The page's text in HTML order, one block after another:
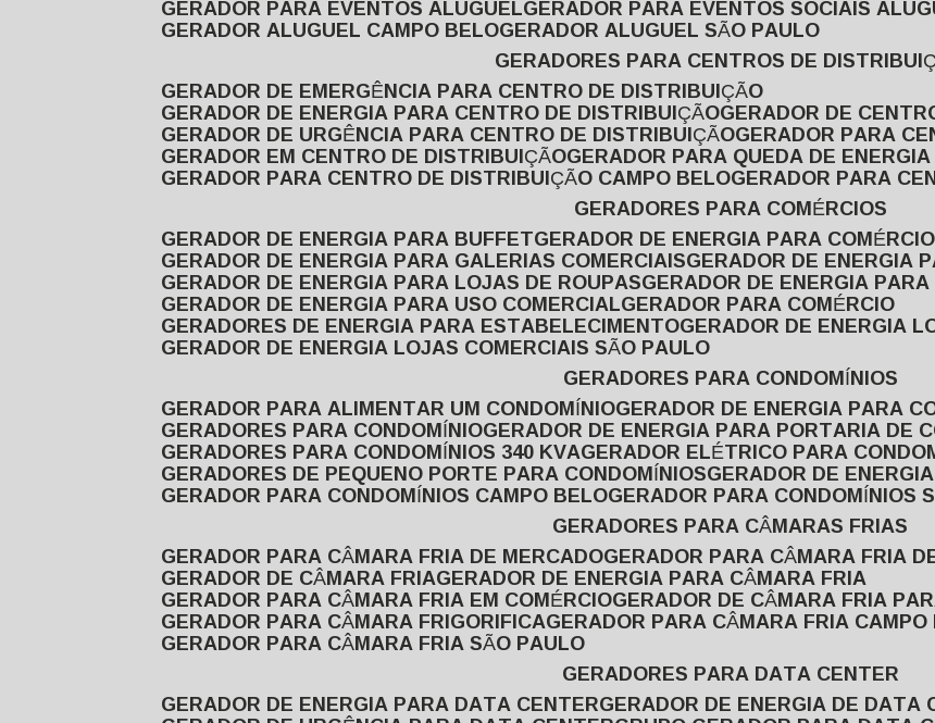
GERADOR PARA EVENTOS ALUGUEL GERADOR PARA EVENTOS SOCIAIS
GERADOR ALUGUEL CAMPO BELO GERADOR ALUGUEL SÃO PAULO
GERADORES PARA CENTROS DE
GERADOR DE EMERGÊNCIA PARA CENTRO DE DISTRIBUIÇÃO
GERADOR DE ENERGIA PARA CENTRO DE DISTRIBUIÇÃO GERADOR DE
GERADOR DE URGÊNCIA PARA CENTRO DE DISTRIBUIÇÃO GERADOR PARA
GERADOR EM CENTRO DE DISTRIBUIÇÃO GERADOR PARA QUEDA DE
GERADOR PARA CENTRO DE DISTRIBUIÇÃO CAMPO BELO GERADOR PARA
GERADORES PARA COMÉRCIOS
GERADOR DE ENERGIA PARA BUFFET GERADOR DE ENERGIA PARA COMÉRCIO
GERADOR DE ENERGIA PARA GALERIAS COMERCIAIS GERADOR DE ENERGIA
GERADOR DE ENERGIA PARA LOJAS DE ROUPAS GERADOR DE ENERGIA
GERADOR DE ENERGIA PARA USO COMERCIAL GERADOR PARA COMÉRCIO
GERADORES DE ENERGIA PARA ESTABELECIMENTO GERADOR DE ENERGIA
GERADOR DE ENERGIA LOJAS COMERCIAIS SÃO PAULO
GERADORES PARA CONDOMÍNIOS
GERADOR PARA ALIMENTAR UM CONDOMÍNIO GERADOR DE ENERGIA PARA
GERADORES PARA CONDOMÍNIO GERADOR DE ENERGIA PARA PORTARIA DE
GERADORES PARA CONDOMÍNIOS 340 KVA GERADOR ELÉTRICO PARA
GERADORES DE PEQUENO PORTE PARA CONDOMÍNIOS GERADOR DE
GERADOR PARA CONDOMÍNIOS CAMPO BELO GERADOR PARA CONDOMÍNIOS
GERADORES PARA CÂMARAS FRIAS
GERADOR PARA CÂMARA FRIA DE MERCADO GERADOR PARA CÂMARA FRIA
GERADOR DE CÂMARA FRIA GERADOR DE ENERGIA PARA CÂMARA FRIA
GERADOR PARA CÂMARA FRIA EM COMÉRCIO GERADOR DE CÂMARA FRIA
GERADOR PARA CÂMARA FRIGORIFICA GERADOR PARA CÂMARA FRIA
GERADOR PARA CÂMARA FRIA SÃO PAULO
GERADORES PARA DATA CENTER
GERADOR DE ENERGIA PARA DATA CENTER GERADOR DE ENERGIA DE DATA